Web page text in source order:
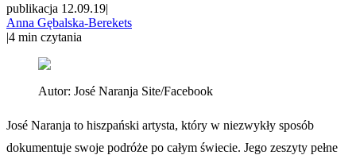
publikacja 12.09.19|
Anna Gębalska-Berekets
|4 min czytania
Autor: José Naranja Site/Facebook
José Naranja to hiszpański artysta, który w niezwykły sposób
dokumentuje swoje podróże po całym świecie. Jego zeszyty pełne